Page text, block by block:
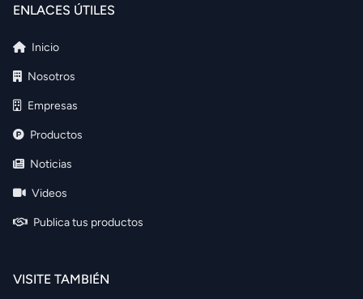
ENLACES ÚTILES
Inicio
Nosotros
Empresas
Productos
Noticias
Videos
Publica tus productos
VISITE TAMBIÉN